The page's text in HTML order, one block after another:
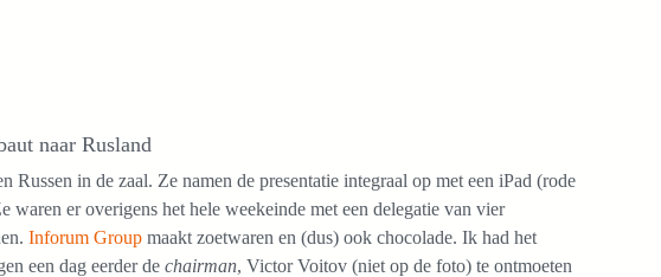
naar Rusland
Russen in de zaal. Ze namen de presentatie integraal op met een iPad (rode
waren er overigens het hele weekeinde met een delegatie van vier
Inforum Group maakt zoetwaren en (dus) ook chocolade. Ik had het
een dag eerder de chairman, Victor Voitov (niet op de foto) te ontmoeten